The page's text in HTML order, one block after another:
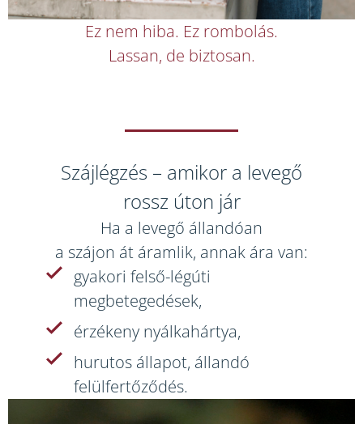
Ez nem hiba. Ez rombolás.
Lassan, de biztosan.
Szájlégzés – amikor a levegő
rossz úton jár
Ha a levegő állandóan
a szájon át áramlik, annak ára van:
gyakori felső-légúti
megbetegedések,
érzékeny nyálkahártya,
hurutos állapot, állandó
felülfertőződés.